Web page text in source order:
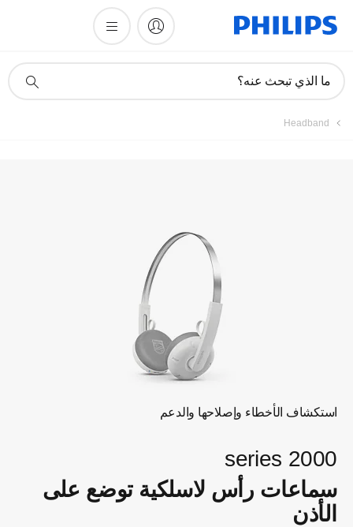
دعم
ما الذي تبحث عنه؟
Headband
استكشاف الأخطاء وإصلاحها والدعم
2000 series
سماعات رأس لاسلكية توضع على
الأذن